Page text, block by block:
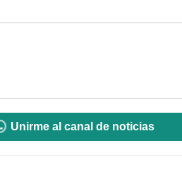
Unirme al canal de noticias